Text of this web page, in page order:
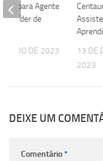
13 DE
2023
para Agente
e Líder de
DE 2023
DEIXE UM
Comentário*